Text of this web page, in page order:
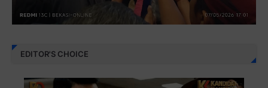
EDITOR'S CHOICE